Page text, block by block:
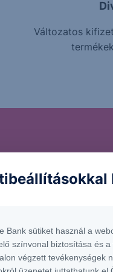
Változatos
a
Bank sütiket használ a
színvonal biztosítása és
végzett tevékenységek